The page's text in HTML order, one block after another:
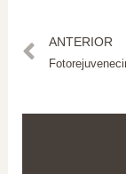
ANTERIOR